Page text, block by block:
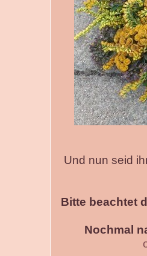
Und nun seid
Bitte beachtet
Nochmal